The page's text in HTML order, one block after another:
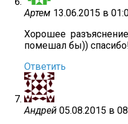
Артем 13.06.2015 в
Хорошее
помешал бы))
Ответить
Андрей 05.08.2015 в